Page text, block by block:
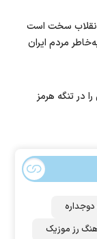
انقلاب سخت است
مردم ایران
۴۸ کشتی را در تنگه هرمز
دوجداره
رز‌ موزیک